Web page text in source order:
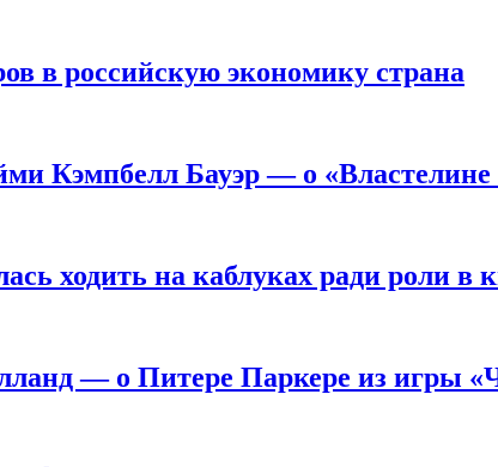
в российскую экономику страна
Кэмпбелл Бауэр — о «Властелине
ходить на каблуках ради роли в
— о Питере Паркере из игры